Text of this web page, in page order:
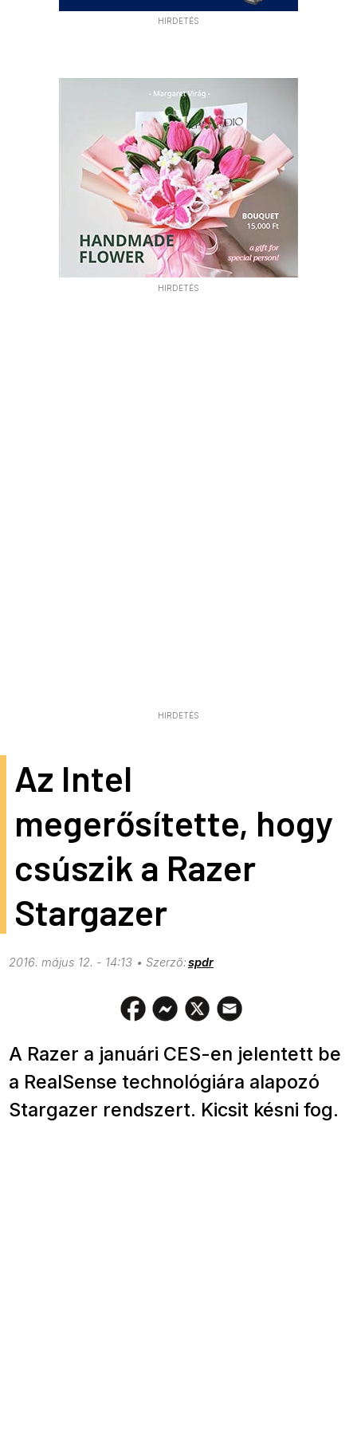
HIRDETÉS
HIRDETÉS
HIRDETÉS
Az Intel
megerősítette, hogy
csúszik a Razer
Stargazer
2016. május 12. - 14:13 spdr
A Razer a januári CES-en jelentett be
a RealSense technológiára alapozó
Stargazer rendszert. Kicsit késni fog.